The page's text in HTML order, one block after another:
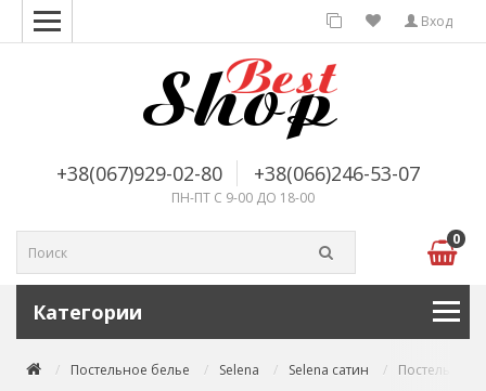
Вход
+38(067)929-02-80 +38(066)246-53-07
ПН-ПТ С 9-00 ДО 18-00
0
Категории
Постельное белье Selena Selena сатин Постельное